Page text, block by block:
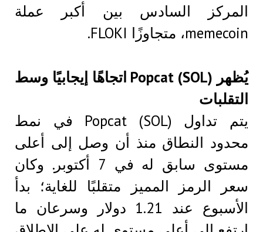
المركز السادس بين أكبر عملة
memecoin، متجاوزًا FLOKI.
يُظهر Popcat (SOL) اتجاهًا إيجابيًا وسط
التقلبات
يتم تداول Popcat (SOL) في نمط
محدود النطاق منذ أن وصل إلى أعلى
مستوى سابق له في 7 أكتوبر. وكان
سعر الرمز المميز متقلبًا للغاية؛ بدأ
الأسبوع عند 1.21 دولار وسرعان ما